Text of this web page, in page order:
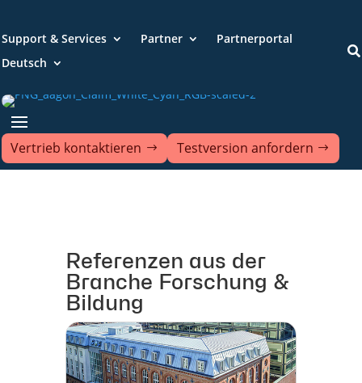
Support & Services Partner
Partnerportal
Deutsch

Vertrieb kontaktieren Testversion anfordern
Referenzen aus der
Branche Forschung &
Bildung